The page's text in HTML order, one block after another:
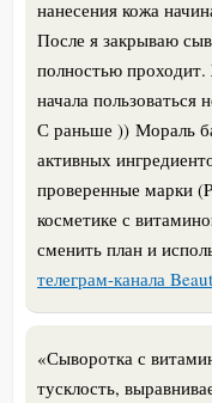
нанесения кожа
После я закрываю
полностью
начала
С раньше )) Мораль
активных
проверенные марки
косметике с
сменить план и
телеграм-канала
«Сыворотка с
тусклость,